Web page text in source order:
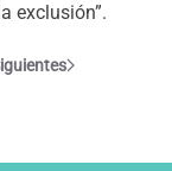
exclusión”.